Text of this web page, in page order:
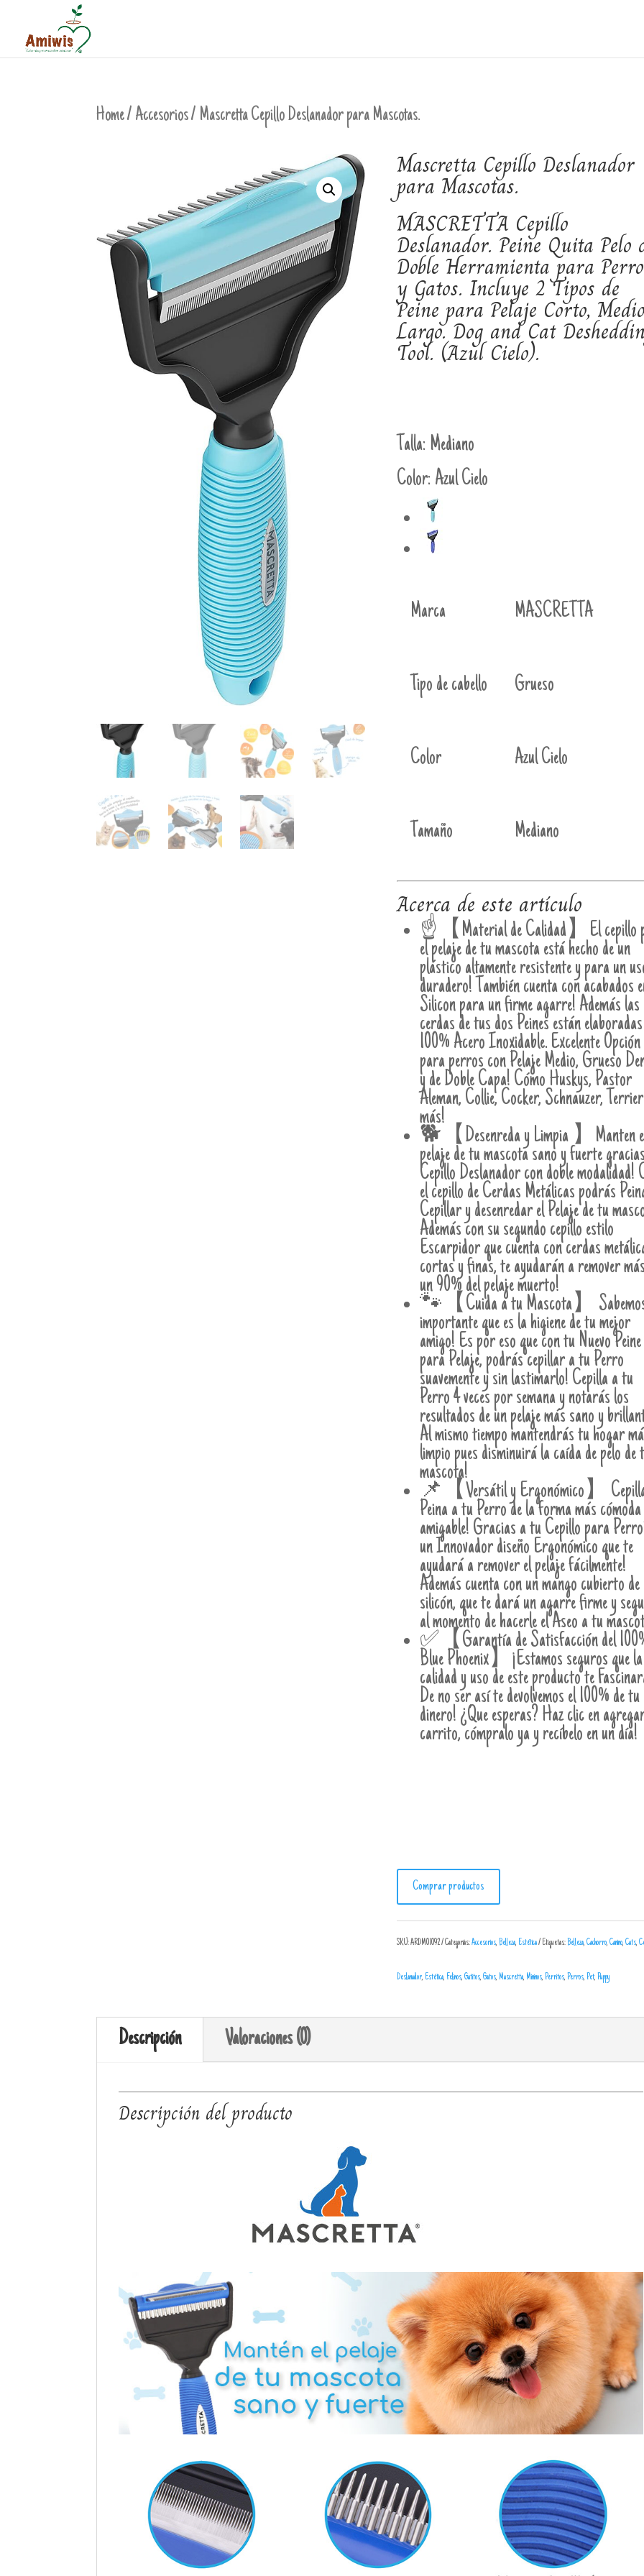
Home/ Accesorios/ Mascretta Cepillo Deslanador para Mascotas.
Mascretta Cepillo Deslanador
para Mascotas.
MASCRETTA Cepillo
Deslanador. Peine Quita Pelo
Doble Herramienta para
y Gatos. Incluye 2 Tipos de
Peine para Pelaje Corto,
Largo. Dog and Cat
Tool. (Azul Cielo).
Talla: Mediano
Color: Azul Cielo
Marca MASCRETTA
Tipo de cabello Grueso
Color Azul Cielo
Tamaño Mediano
Acerca de este artículo
☝️【Material de Calidad】El cepillo
el pelaje de tu mascota está hecho de un
plástico altamente resistente y para un
duradero! También cuenta con acabados
Silicon para un firme agarre! Además las
cerdas de tus dos Peines están
100% Acero Inoxidable. Excelente Opción
para perros con Pelaje Medio, Grueso
y de Doble Capa! Cómo Huskys, Pastor
Aleman, Collie, Cocker, Schnauzer,
más!
🐕【Desenreda y Limpia 】Manten
pelaje de tu mascota sano y fuerte
Cepillo Deslanador con doble modalidad!
el cepillo de Cerdas Metálicas podrás
Cepillar y desenredar el Pelaje de tu
Además con su segundo cepillo estilo
Escarpidor que cuenta con cerdas
cortas y finas, te ayudarán a remover
un 90% del pelaje muerto!
🐾【Cuida a tu Mascota】
importante que es la higiene de tu mejor
amigo! Es por eso que con tu Nuevo Peine
para Pelaje, podrás cepillar a tu Perro
suavemente y sin lastimarlo! Cepilla a tu
Perro 4 veces por semana y notarás los
resultados de un pelaje más sano y
Al mismo tiempo mantendrás tu hogar
limpio pues disminuirá la caída de pelo de
mascota!
📌【Versátil y Ergonómico】
Peina a tu Perro de la forma más
amigable! Gracias a tu Cepillo para
un Innovador diseño Ergonómico que te
ayudará a remover el pelaje fácilmente!
Además cuenta con un mango cubierto de
silicón, que te dará un agarre firme y
al momento de hacerle el Aseo a tu
✅【Garantía de Satisfacción del
Blue Phoenix】¡Estamos seguros que la
calidad y uso de este producto te
De no ser así te devolvemos el 100% de tu
dinero! ¿Que esperas? Haz clic en
carrito, cómpralo ya y recíbelo en un día!
Comprar productos
SKU:ARDM01092 Categorías:Accesorios, Belleza, Estética Etiquetas: Belleza, Cachorro, Canino, Cats,
Deslanador, Estética, Felinos, Gatitos, Gatos, Mascretta, Mininos, Perritos, Perros, Pet, Puppy
Descripción Valoraciones (0)
Descripción del producto